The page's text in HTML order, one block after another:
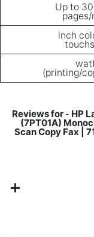
Up to
8.0-inch
740
(printing/
- HP
(7PT01A)
Scan Copy Fax |